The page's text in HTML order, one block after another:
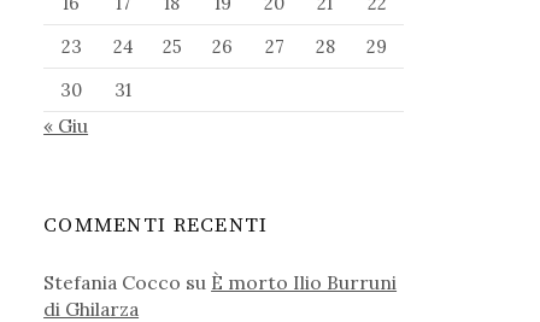
23
24 25 26 27 28
29
30
31
« Giu
COMMENTI RECENTI
Stefania Cocco su È morto Ilio Burruni
di Ghilarza